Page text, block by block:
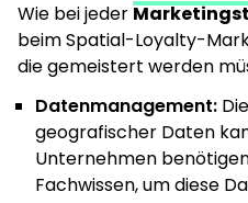
Wie bei jeder
beim Spatial-Loyalty-
die gemeistert werden
Datenmanagement:
geografischer Daten
Unternehmen
Fachwissen, um diese